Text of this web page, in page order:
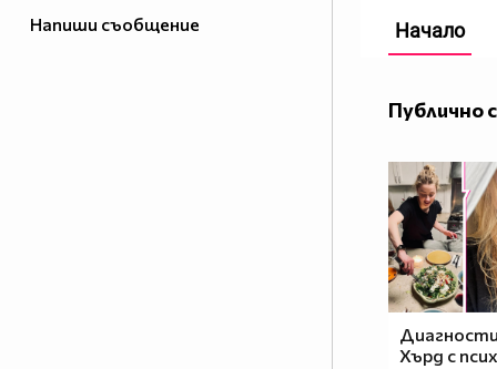
Напиши съобщение
Публично
Хърд с
Начало